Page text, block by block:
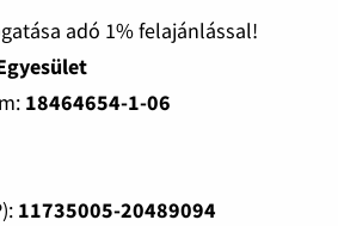
adó 1% felajánlással!
18464654-1-06
11735005-20489094